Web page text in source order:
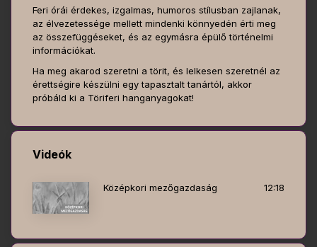
Feri órái érdekes, izgalmas, humoros stílusban zajlanak,
az élvezetessége mellett mindenki könnyedén érti meg
az összefüggéseket, és az egymásra épülő történelmi
információkat.
Ha meg akarod szeretni a törit, és lelkesen szeretnél az
érettségire készülni egy tapasztalt tanártól, akkor
próbáld ki a Töriferi hanganyagokat!
Videók
Középkori mezőgazdaság 12:18